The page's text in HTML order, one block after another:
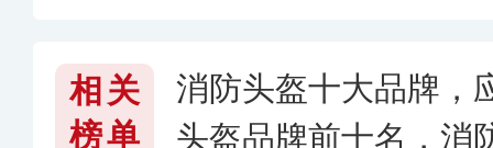
相关
榜单
消防头盔十大品牌，
头盔品牌前十名，消